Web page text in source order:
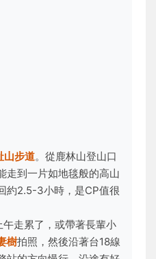
山步道。從鹿林山登山口
走到一片如地毯般的高山
約2.5-3小時，是CP值很
午走累了，或帶著長輩小
樹拍照，然後沿著台18線